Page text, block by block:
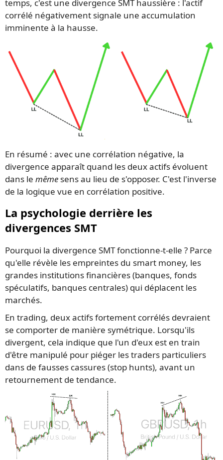
temps, c'est une divergence SMT haussière : l'actif
corrélé négativement signale une accumulation
imminente à la hausse.
En résumé : avec une corrélation négative, la
divergence apparaît quand les deux actifs évoluent
dans le même sens au lieu de s'opposer. C'est l'inverse
de la logique vue en corrélation positive.
La psychologie derrière les
divergences SMT
Pourquoi la divergence SMT fonctionne-t-elle ? Parce
qu'elle révèle les empreintes du smart money, les
grandes institutions financières (banques, fonds
spéculatifs, banques centrales) qui déplacent les
marchés.
En trading, deux actifs fortement corrélés devraient
se comporter de manière symétrique. Lorsqu'ils
divergent, cela indique que l'un d'eux est en train
d'être manipulé pour piéger les traders particuliers
dans de fausses cassures (stop hunts), avant un
retournement de tendance.